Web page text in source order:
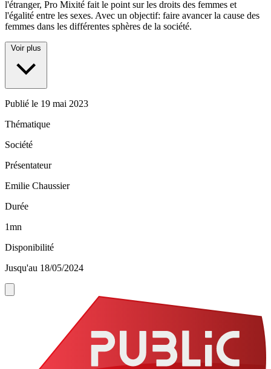
l'étranger, Pro Mixité fait le point sur les droits des femmes et
l'égalité entre les sexes. Avec un objectif: faire avancer la cause des
femmes dans les différentes sphères de la société.
Voir plus
Publié le 19 mai 2023
Thématique
Société
Présentateur
Emilie Chaussier
Durée
1mn
Disponibilité
Jusqu'au 18/05/2024